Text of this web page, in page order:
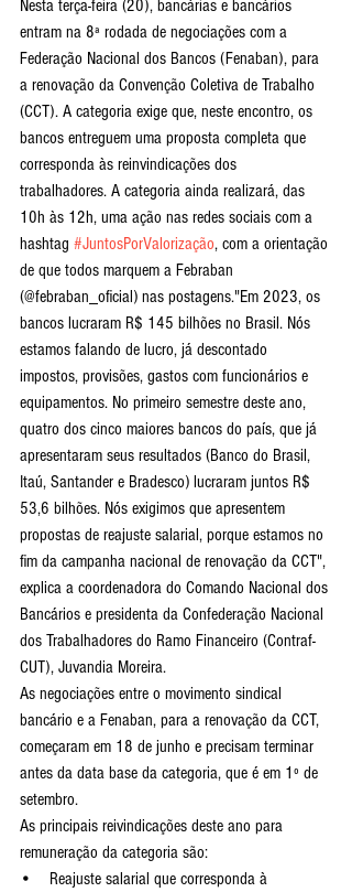
Nesta terça-feira (20), bancárias e bancários
entram na 8ª rodada de negociações com a
Federação Nacional dos Bancos (Fenaban), para
a renovação da Convenção Coletiva de Trabalho
(CCT). A categoria exige que, neste encontro, os
bancos entreguem uma proposta completa que
corresponda às reinvindicações dos
trabalhadores. A categoria ainda realizará, das
10h às 12h, uma ação nas redes sociais com a
hashtag #JuntosPorValorização, com a orientação
de que todos marquem a Febraban
(@febraban_oficial) nas postagens."Em 2023, os
bancos lucraram R$ 145 bilhões no Brasil. Nós
estamos falando de lucro, já descontado
impostos, provisões, gastos com funcionários e
equipamentos. No primeiro semestre deste ano,
quatro dos cinco maiores bancos do país, que já
apresentaram seus resultados (Banco do Brasil,
Itaú, Santander e Bradesco) lucraram juntos R$
53,6 bilhões. Nós exigimos que apresentem
propostas de reajuste salarial, porque estamos no
fim da campanha nacional de renovação da CCT",
explica a coordenadora do Comando Nacional dos
Bancários e presidenta da Confederação Nacional
dos Trabalhadores do Ramo Financeiro (Contraf-
CUT), Juvandia Moreira.
As negociações entre o movimento sindical
bancário e a Fenaban, para a renovação da CCT,
começaram em 18 de junho e precisam terminar
antes da data base da categoria, que é em 1º de
setembro.
As principais reivindicações deste ano para
remuneração da categoria são:
•    Reajuste salarial que corresponda à